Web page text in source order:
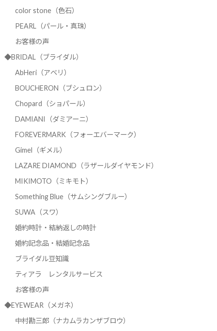
color stone（色石）
PEARL（パール・真珠）
お客様の声
◆BRIDAL（ブライダル）
AbHeri（アベリ）
BOUCHERON（ブシュロン）
Chopard（ショパール）
DAMIANI（ダミアーニ）
FOREVERMARK（フォーエバーマーク）
Gimel（ギメル）
LAZARE DIAMOND（ラザールダイヤモンド）
MIKIMOTO（ミキモト）
Something Blue（サムシングブルー）
SUWA（スワ）
婚約時計・結納返しの時計
婚約記念品・結婚記念品
ブライダル豆知識
ティアラ レンタルサービス
お客様の声
◆EYEWEAR（メガネ）
中村勘三郎（ナカムラカンザブロウ）